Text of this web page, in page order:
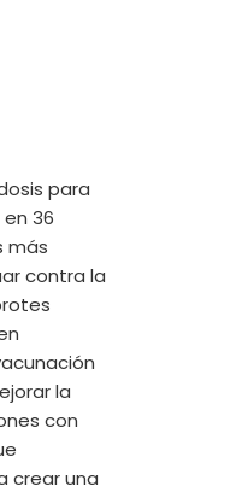
para
36
más
contra la
la
con
crear una